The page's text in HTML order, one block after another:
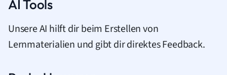
AI Tools
Unsere AI hilft dir beim Erstellen von
Lernmaterialien und gibt dir direktes Feedback.